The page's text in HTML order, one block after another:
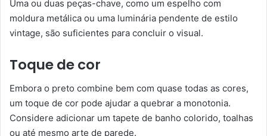
Uma ou duas peças-chave, como um espelho com
moldura metálica ou uma luminária pendente de estilo
vintage, são suficientes para concluir o visual.
Toque de cor
Embora o preto combine bem com quase todas as cores,
um toque de cor pode ajudar a quebrar a monotonia.
Considere adicionar um tapete de banho colorido, toalhas
ou até mesmo arte de parede.